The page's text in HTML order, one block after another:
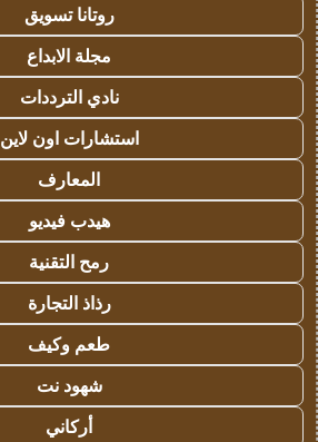
روتانا تسويق
مجلة الابداع
نادي الترددات
استشارات اون لاين
المعارف
هيدب فيديو
رمح التقنية
رذاذ التجارة
طعم وكيف
شهود نت
أركاني